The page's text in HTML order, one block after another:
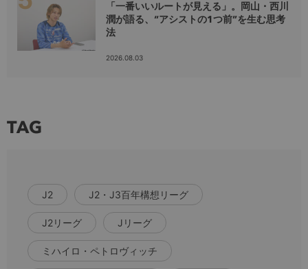
「一番いいルートが見える」。岡山・西川
潤が語る、“アシストの1つ前”を生む思考
法
2026.08.03
TAG
J2 J2・J3百年構想リーグ
J2リーグ Jリーグ
ミハイロ・ペトロヴィッチ